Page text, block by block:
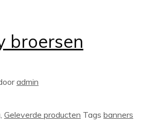
broersen
admin
Geleverde producten Tags banners